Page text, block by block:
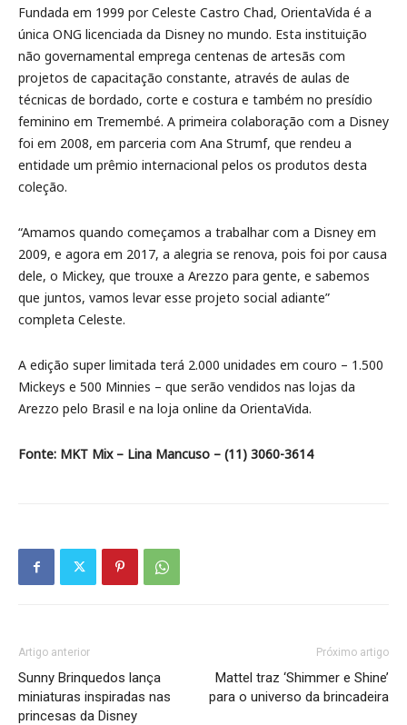
Fundada em 1999 por Celeste Castro Chad, OrientaVida é a
única ONG licenciada da Disney no mundo. Esta instituição
não governamental emprega centenas de artesãs com
projetos de capacitação constante, através de aulas de
técnicas de bordado, corte e costura e também no presídio
feminino em Tremembé. A primeira colaboração com a Disney
foi em 2008, em parceria com Ana Strumf, que rendeu a
entidade um prêmio internacional pelos os produtos desta
coleção.
“Amamos quando começamos a trabalhar com a Disney em
2009, e agora em 2017, a alegria se renova, pois foi por causa
dele, o Mickey, que trouxe a Arezzo para gente, e sabemos
que juntos, vamos levar esse projeto social adiante”
completa Celeste.
A edição super limitada terá 2.000 unidades em couro – 1.500
Mickeys e 500 Minnies – que serão vendidos nas lojas da
Arezzo pelo Brasil e na loja online da OrientaVida.
Fonte: MKT Mix – Lina Mancuso – (11) 3060-3614
Artigo anterior
Sunny Brinquedos lança
miniaturas inspiradas nas
princesas da Disney
Próximo artigo
Mattel traz ‘Shimmer e Shine’
para o universo da brincadeira